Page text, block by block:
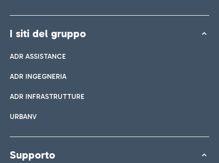
I siti del gruppo
ADR ASSISTANCE
ADR INGEGNERIA
ADR INFRASTRUTTURE
URBANV
Supporto